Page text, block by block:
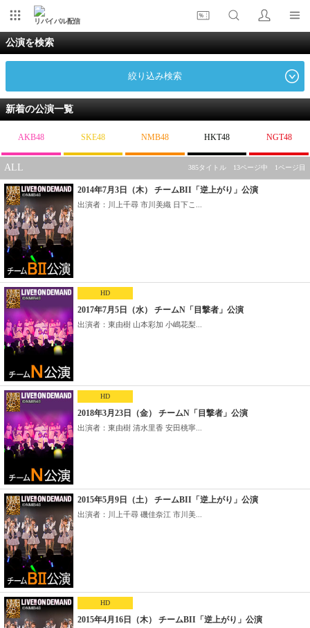
リバイバル配信
公演を検索
絞り込み検索
新着の公演一覧
AKB48 SKE48 NMB48 HKT48 NGT48
ALL 385タイトル 13ページ中 1ページ目
2014年7月3日（木） チームBII「逆上がり」公演
出演者：川上千尋 市川美織 日下こ...
HD
2017年7月5日（水） チームN「目撃者」公演
出演者：東由樹 山本彩加 小嶋花梨...
HD
2018年3月23日（金） チームN「目撃者」公演
出演者：東由樹 清水里香 安田桃寧...
2015年5月9日（土） チームBII「逆上がり」公演
出演者：川上千尋 磯佳奈江 市川美...
HD
2015年4月16日（木） チームBII「逆上がり」公演